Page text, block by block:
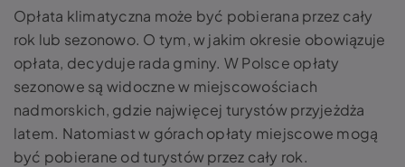
Opłata klimatyczna może być pobierana przez cały
rok lub sezonowo. O tym, w jakim okresie obowiązuje
opłata, decyduje rada gminy. W Polsce opłaty
sezonowe są widoczne w miejscowościach
nadmorskich, gdzie najwięcej turystów przyjeżdża
latem. Natomiast w górach opłaty miejscowe mogą
być pobierane od turystów przez cały rok.